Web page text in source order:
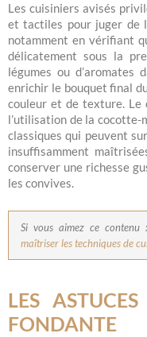
Les cuisiniers avisés
et tactiles pour juger de
notamment en vérifiant
délicatement sous la
légumes ou d’aromates
enrichir le bouquet final
couleur et de texture. Le
l’utilisation de la cocotte-
classiques qui peuvent
insuffisamment
conserver une richesse
les convives.
Si vous aimez ce
maîtriser les techniques de
LES
FONDANTE